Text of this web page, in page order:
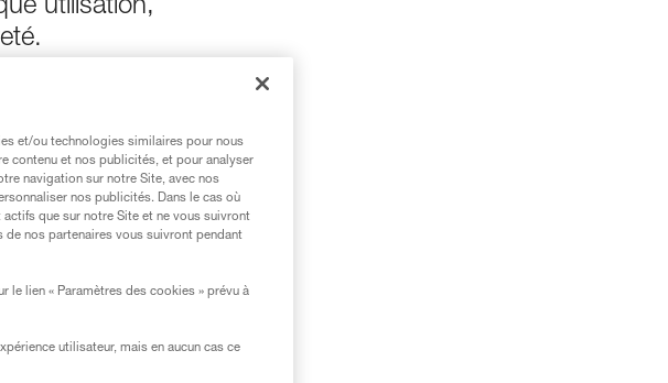
utilisation,
et/ou technologies similaires pour nous
contenu et nos publicités, et pour analyser
navigation sur notre Site, avec nos
nos publicités. Dans le cas où
que sur notre Site et ne vous suivront
nos partenaires vous suivront pendant
le lien « Paramètres des cookies » prévu à
utilisateur, mais en aucun cas ce